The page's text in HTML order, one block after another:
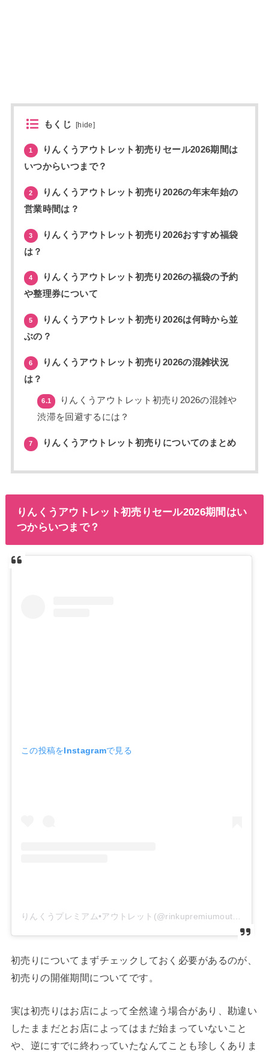
もくじ [hide]
1
りんくうアウトレット初売りセール2026期間は
いつからいつまで？
2
りんくうアウトレット初売り2026の年末年始の
営業時間は？
3
りんくうアウトレット初売り2026おすすめ福袋
は？
4
りんくうアウトレット初売り2026の福袋の予約
や整理券について
5
りんくうアウトレット初売り2026は何時から並
ぶの？
6
りんくうアウトレット初売り2026の混雑状況
は？
6.1
りんくうアウトレット初売り2026の混雑や
渋滞を回避するには？
7 りんくうアウトレット初売りについてのまとめ
りんくうアウトレット初売りセール2026期間はい
つからいつまで？
この投稿をInstagramで見る
りんくうプレミアム•アウトレット(@rinkupremiumoutlets)がシェアした投稿
初売りについてまずチェックしておく必要があるのが、
初売りの開催期間についてです。
実は初売りはお店によって全然違う場合があり、勘違い
したままだとお店によってはまだ始まっていないこと
や、逆にすでに終わっていたなんてことも珍しくありま